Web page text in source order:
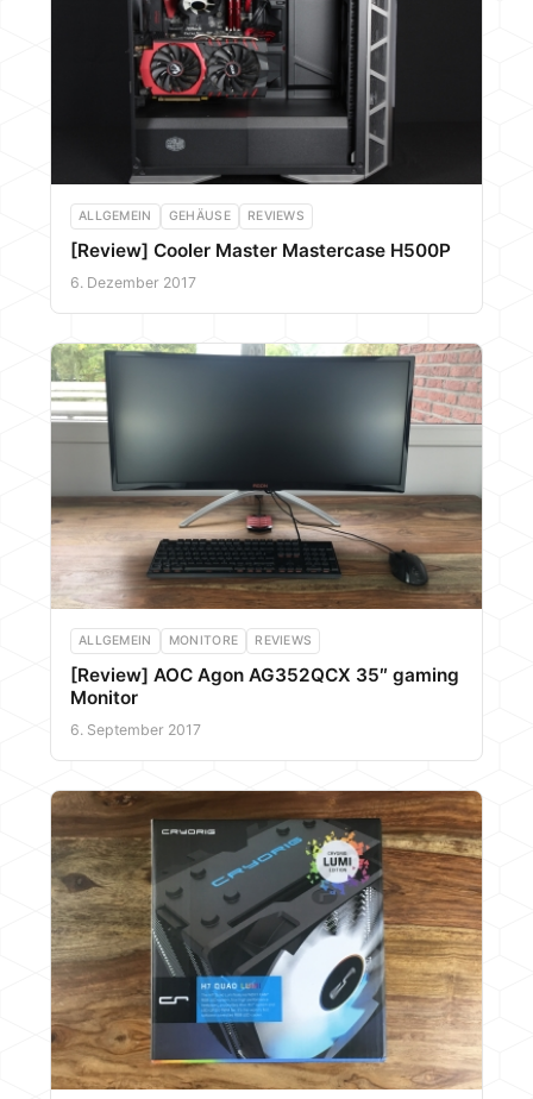
ALLGEMEIN GEHÄUSE REVIEWS
[Review] Cooler Master Mastercase H500P
6. Dezember 2017
ALLGEMEIN MONITORE REVIEWS
[Review] AOC Agon AG352QCX 35″ gaming
Monitor
6. September 2017